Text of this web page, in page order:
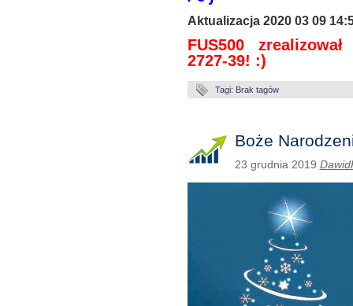
Aktualizacja 2020 03 09
FUS500
2727-39! :)
Tagi: Brak tagów
Boże
23 grudnia 2019